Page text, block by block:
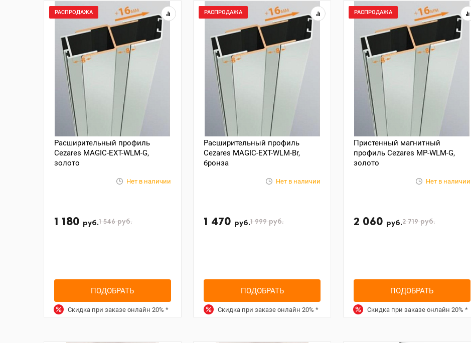
РАСПРОДАЖА
Расширительный профиль
Cezares MAGIC-EXT-WLM-G,
золото
Нет в наличии
1 180 руб.1 546руб.
ПОДОБРАТЬ
Скидка при заказе онлайн20%*
РАСПРОДАЖА
Расширительный профиль
Cezares MAGIC-EXT-WLM-Br,
бронза
Нет в наличии
1 470 руб.1 999руб.
ПОДОБРАТЬ
Скидка при заказе онлайн 20% *
РАСПРОДАЖА
Пристенный магнитный
профиль Cezares MP-WLM-G,
золото
Нет в наличии
2 060 руб.2 719руб.
ПОДОБРАТЬ
Скидка при заказе онлайн20%*